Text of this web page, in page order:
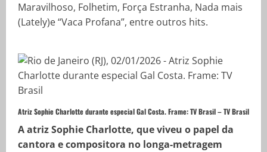
Maravilhoso, Folhetim, Força Estranha, Nada mais
(Lately)e “Vaca Profana”, entre outros hits.
Atriz Sophie Charlotte durante especial Gal Costa. Frame: TV Brasil –TV Brasil
A atriz Sophie Charlotte, que viveu o papel da
cantora e compositora no longa-metragem